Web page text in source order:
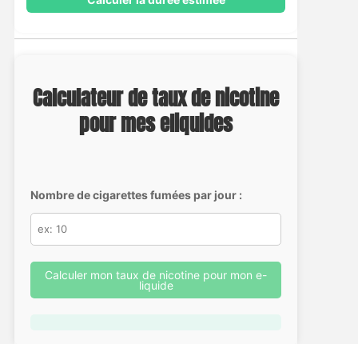
Calculateur de taux de nicotine
pour mes eliquides
Nombre de cigarettes fumées par jour :
Calculer mon taux de nicotine pour mon e-
liquide